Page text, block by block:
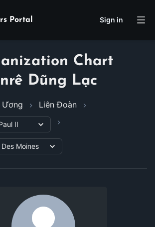
Portal Sign in
Chart
Dũng Lạc
Ương Liên Đoàn